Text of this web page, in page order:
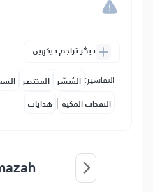
دیگر تراجم دیکھیں
التفاسير: المُيسَّر المختصر
النفحات المكية | هدايات